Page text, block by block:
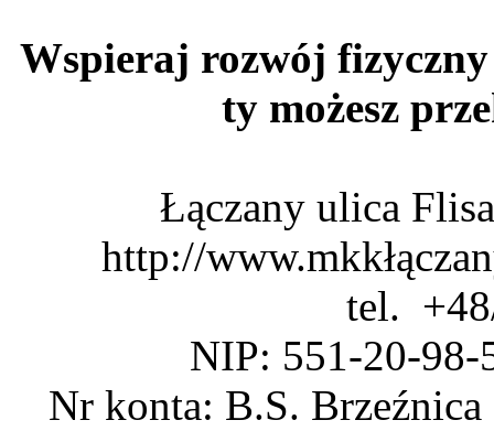
Wspieraj rozwój fizyczny
ty możesz
Łączany ulica
http://
tel.
NIP: 551-20-98-
Nr konta: B.S.